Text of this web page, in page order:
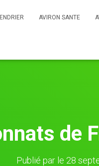
AVIRON SANTE
de
Publié par le 28